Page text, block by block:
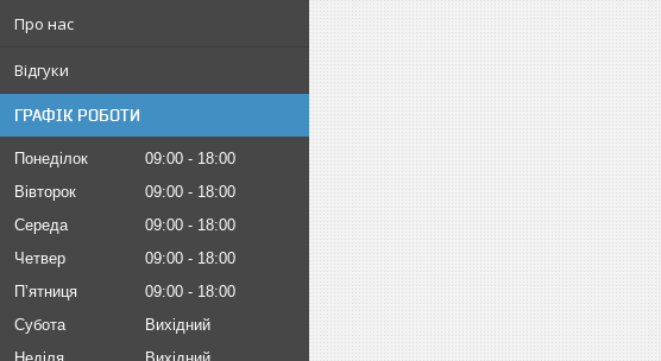
Про нас
Відгуки
ГРАФІК РОБОТИ
Понеділок 09:00
18:00
Вівторок
09:00
18:00
Середа
09:00
18:00
Четвер
09:00
18:00
Пʼятниця
09:00
18:00
Субота
Вихідний